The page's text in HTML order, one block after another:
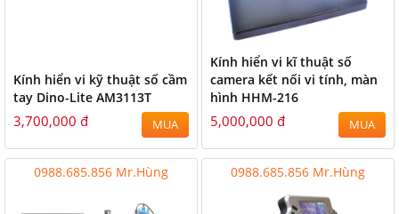
Kính hiển vi kỹ thuật số cầm
tay Dino-Lite AM3113T
3,700,000 đ MUA
Kính hiển vi kĩ thuật số
camera kết nối vi tính, màn
hình HHM-216
5,000,000 đ MUA
0988.685.856 Mr.Hùng 0988.685.856 Mr.Hùng